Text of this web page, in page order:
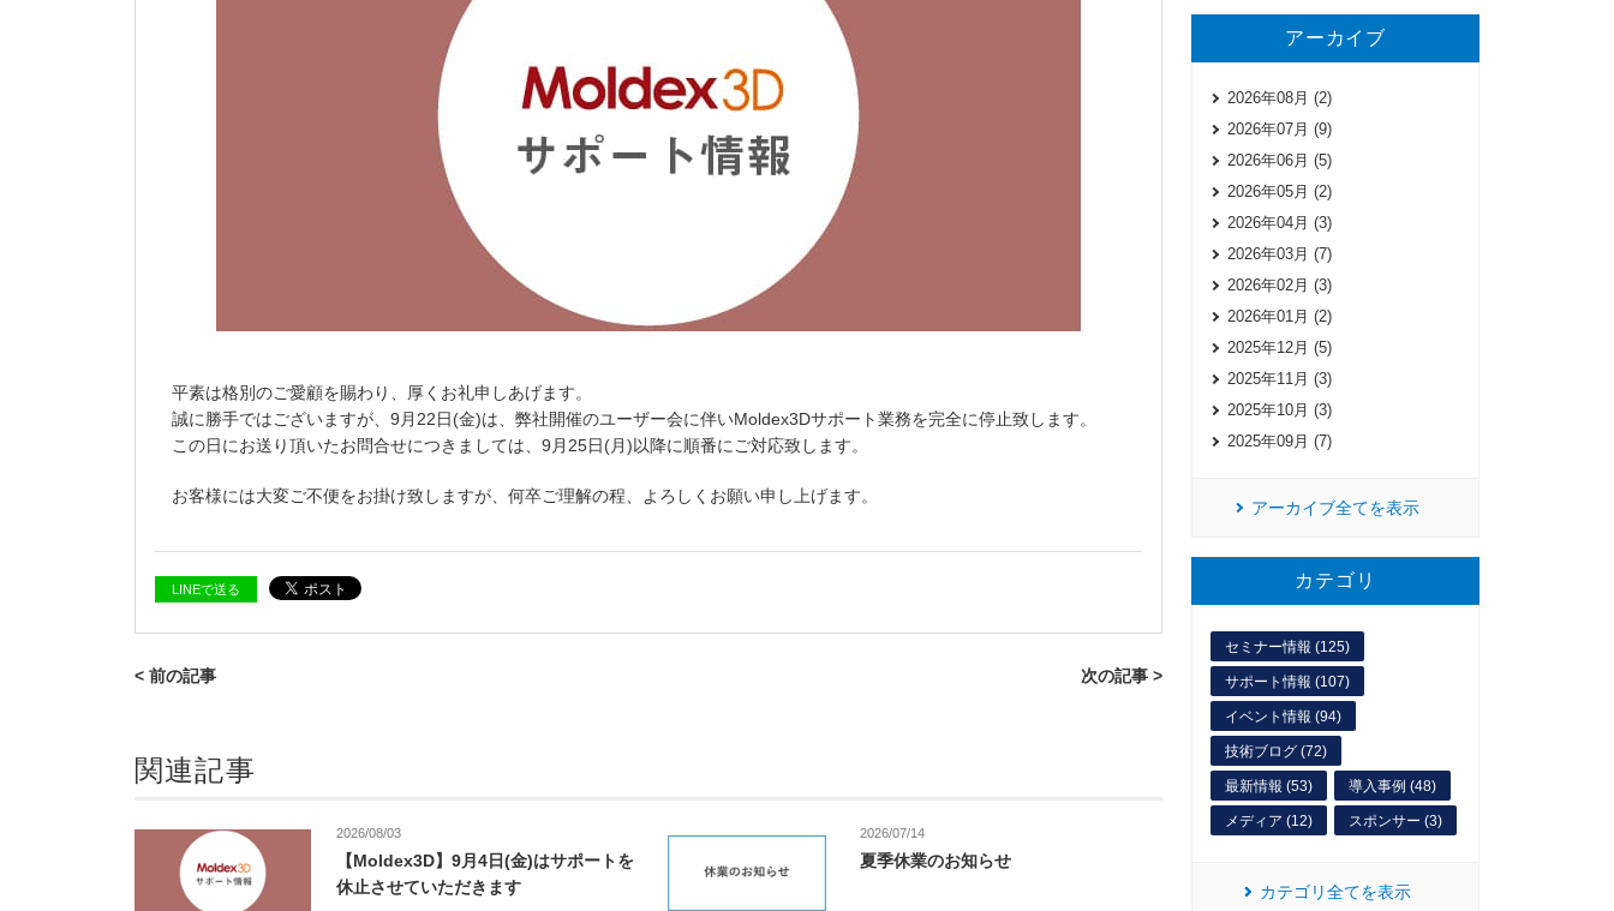
平素は格別のご愛顧を賜わり、厚くお礼申しあげます。
誠に勝手ではございますが、9月22日(金)は、弊社開催のユーザー会に伴いMoldex3Dサポート業務を完全に停止致します。
この日にお送り頂いたお問合せにつきましては、9月25日(月)以降に順番にご対応致します。
お客様には大変ご不便をお掛け致しますが、何卒ご理解の程、よろしくお願い申し上げます。
LINEで送る
< 前の記事 次の記事 >
関連記事
2026/08/03
【Moldex3D】9月4日(金)はサポートを
休止させていただきます
2026/07/14
夏季休業のお知らせ
アーカイブ
2026年08月 (2)
2026年07月 (9)
2026年06月 (5)
2026年05月 (2)
2026年04月 (3)
2026年03月 (7)
2026年02月 (3)
2026年01月 (2)
2025年12月 (5)
2025年11月 (3)
2025年10月 (3)
2025年09月 (7)
アーカイブ全てを表示
カテゴリ
セミナー情報 (125)
サポート情報 (107)
イベント情報 (94)
技術ブログ (72)
最新情報 (53) 導入事例 (48)
メディア (12) スポンサー (3)
カテゴリ全てを表示